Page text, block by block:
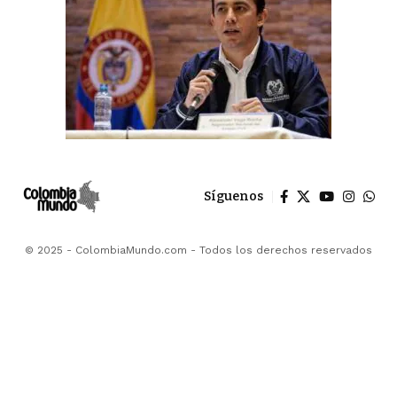
Síguenos
© 2025 - ColombiaMundo.com - Todos los derechos reservados